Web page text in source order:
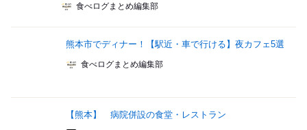
食べログまとめ編集部
熊本市でディナー！【駅近・車で行ける】夜カフェ5選
食べログまとめ編集部
【熊本】 病院併設の食堂・レストラン